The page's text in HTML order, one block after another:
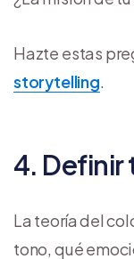
Hazte estas
storytelling.
4. Definir
La teoría del
tono, qué